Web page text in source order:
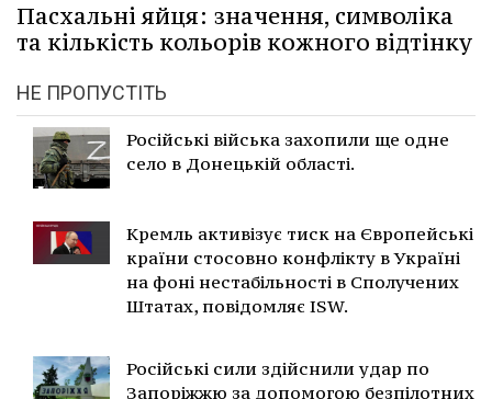
Пасхальні яйця: значення, символіка
та кількість кольорів кожного відтінку
НЕ ПРОПУСТІТЬ
Російські війська захопили ще одне
село в Донецькій області.
Кремль активізує тиск на Європейські
країни стосовно конфлікту в Україні
на фоні нестабільності в Сполучених
Штатах, повідомляє ISW.
Російські сили здійснили удар по
Запоріжжю за допомогою безпілотних